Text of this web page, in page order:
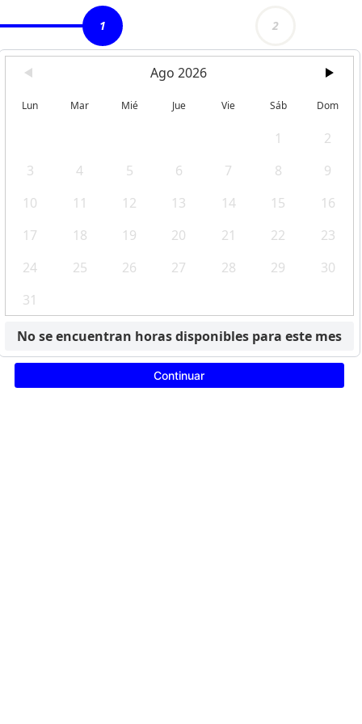
1 2
Ago 2026
Lun Mar Mié Jue Vie Sáb Dom
1
2
3
4 5 6 7 8
9
10
11 12 13 14 15
16
17
18 19 20 21 22
23
24
25 26 27 28 29
30
31
No se encuentran horas disponibles para este mes
Continuar